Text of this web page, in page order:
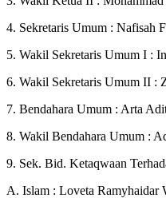
4. Sekretaris Umum : Nafisah
5. Wakil Sekretaris Umum I :
6. Wakil Sekretaris Umum II :
7. Bendahara Umum : Arta
8. Wakil Bendahara Umum :
9. Sek. Bid. Ketaqwaan
A. Islam : Loveta Ramyhaidar